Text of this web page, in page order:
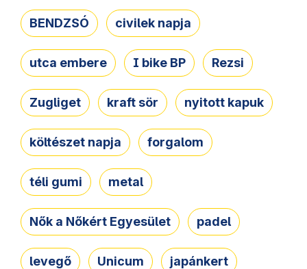
BENDZSÓ civilek napja
utca embere I bike BP Rezsi
Zugliget kraft sör nyitott kapuk
költészet napja forgalom
téli gumi metal
Nők a Nőkért Egyesület padel
levegő Unicum japánkert